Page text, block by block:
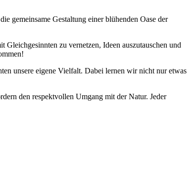
gemeinsame Gestaltung einer blühenden Oase der
zu vernetzen, Ideen auszutauschen und
unsere eigene Vielfalt. Dabei lernen wir nicht nur etwas
den respektvollen Umgang mit der Natur. Jeder